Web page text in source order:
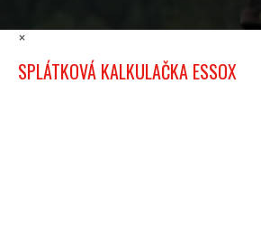
×
SPLÁTKOVÁ KALKULAČKA ESSOX